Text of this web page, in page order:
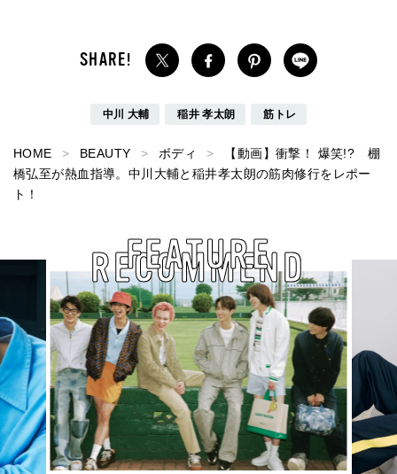
中川 大輔 稲井 孝太朗 筋トレ
HOME BEAUTY ボディ
【動画】衝撃！ 爆笑!? 棚
橋弘至が熱血指導。中川大輔と稲井孝太朗の筋肉修行をレポー
ト！
RECOMMEND
FEATURE